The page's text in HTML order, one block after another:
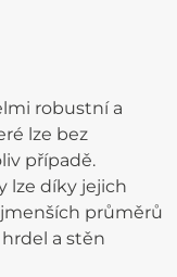
robustní a
lze bez
případě.
lze díky jejich
průměrů
a stěn